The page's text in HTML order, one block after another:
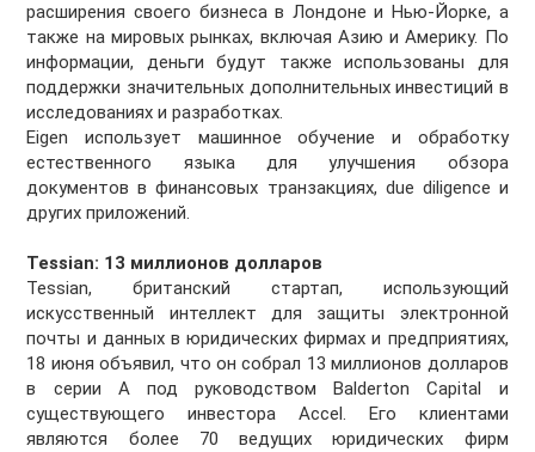
расширения своего бизнеса в Лондоне и Нью-Йорке, а
также на мировых рынках, включая Азию и Америку. По
информации, деньги будут также использованы для
поддержки значительных дополнительных инвестиций в
исследованиях и разработках.
Eigen использует машинное обучение и обработку
естественного языка для улучшения обзора
документов в финансовых транзакциях, due diligence и
других приложений.
Tessian: 13 миллионов долларов
Tessian, британский стартап, использующий
искусственный интеллект для защиты электронной
почты и данных в юридических фирмах и предприятиях,
18 июня объявил, что он собрал 13 миллионов долларов
в серии A под руководством Balderton Capital и
существующего инвестора Accel. Его клиентами
являются более 70 ведущих юридических фирм